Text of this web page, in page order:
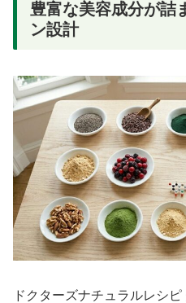
豊富な美容成分が詰
ン設計
ドクターズナチュラルレシ